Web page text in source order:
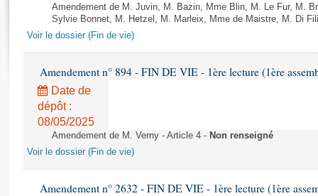
Rapports d'information
Rapports d'enquête
Rapports législatifs
Rapports sur l'application des lois
Baromètre de l’application des lois
Dossiers législatifs
Budget et sécurité sociale
Comptes rendus des débats
Liens vers les sites publics
Amendement de M. Juvin, M. Bazin, Mme Blin, M. Le Fur, M.
Sylvie Bonnet, M. Hetzel, M. Marleix, Mme de Maistre, M. Di
Voir le dossier (Fin de vie)
Amendement n° 894 - FIN DE VIE - 1ère lecture (1ère
Date de
dépôt :
08/05/2025
Amendement de M. Verny - Article 4 - Non renseigné
Voir le dossier (Fin de vie)
Amendement n° 2632 - FIN DE VIE - 1ère lecture (1ère